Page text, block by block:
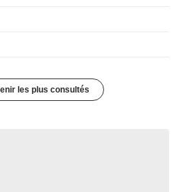
les plus consultés